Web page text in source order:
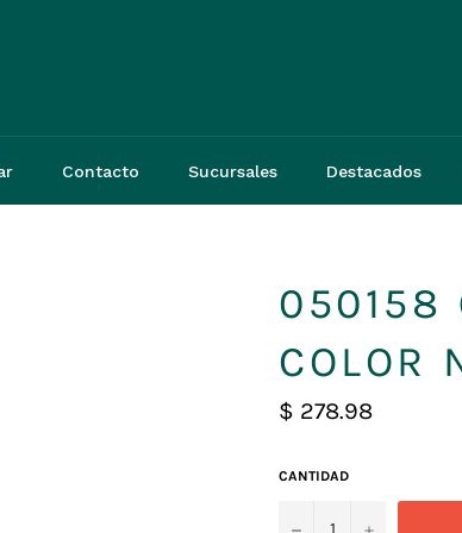
Contacto Sucursales Destacados
050158
COLOR
Precio
habitual
$ 278.98
CANTIDAD
− +